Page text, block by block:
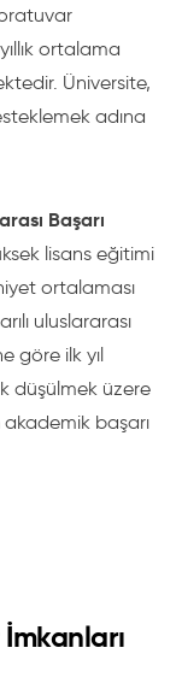
ortalama
Üniversite,
adına
Başarı
lisans eğitimi
ortalaması
uluslararası
göre ilk yıl
düşülmek üzere
akademik başarı